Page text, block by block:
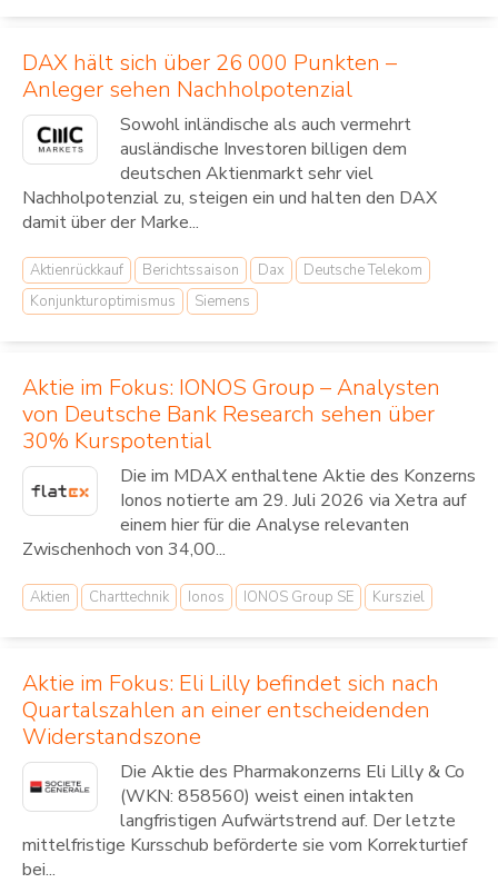
DAX hält sich über 26 000 Punkten –
Anleger sehen Nachholpotenzial
Sowohl inländische als auch vermehrt
ausländische Investoren billigen dem
deutschen Aktienmarkt sehr viel
Nachholpotenzial zu, steigen ein und halten den DAX
damit über der Marke...
Aktienrückkauf Berichtssaison Dax
Deutsche Telekom
Konjunkturoptimismus
Siemens
Aktie im Fokus: IONOS Group – Analysten
von Deutsche Bank Research sehen über
30% Kurspotential
Die im MDAX enthaltene Aktie des Konzerns
Ionos notierte am 29. Juli 2026 via Xetra auf
einem hier für die Analyse relevanten
Zwischenhoch von 34,00...
Aktien Charttechnik Ionos IONOS Group SE Kursziel
Aktie im Fokus: Eli Lilly befindet sich nach
Quartalszahlen an einer entscheidenden
Widerstandszone
Die Aktie des Pharmakonzerns Eli Lilly & Co
(WKN: 858560) weist einen intakten
langfristigen Aufwärtstrend auf. Der letzte
mittelfristige Kursschub beförderte sie vom Korrekturtief
bei...